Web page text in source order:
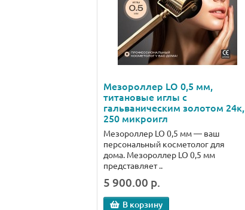
Мезороллер LO 0,5 мм,
титановые иглы с
гальваническим золотом 24к,
250 микроигл
Мезороллер LO 0,5 мм — ваш
персональный косметолог для
дома. Мезороллер LO 0,5 мм
представляет ..
5 900.00 р.
В корзину